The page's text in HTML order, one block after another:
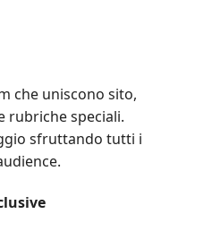
che uniscono sito,
rubriche speciali.
sfruttando tutti i